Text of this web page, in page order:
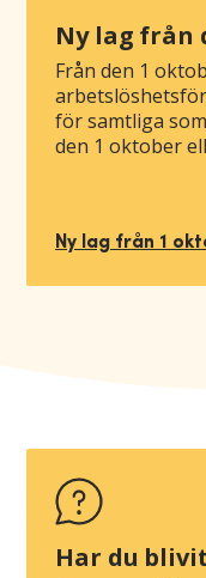
Ny lag från
Från den 1
för samtliga
den 1 oktober
Ny lag från 1
Har du